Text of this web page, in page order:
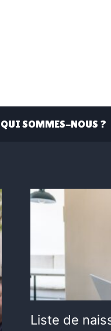
QUI SOMMES-NOUS ?
Liste de